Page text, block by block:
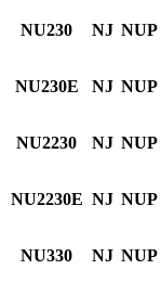
NU230 NJ NUP
NU230E NJ NUP
NU2230 NJ NUP
NU2230E NJ NUP
NU330 NJ NUP